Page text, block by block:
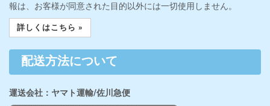
報は、お客様が同意された目的以外には一切使用しません。
詳しくはこちら »
配送方法について
運送会社：ヤマト運輸/佐川急便